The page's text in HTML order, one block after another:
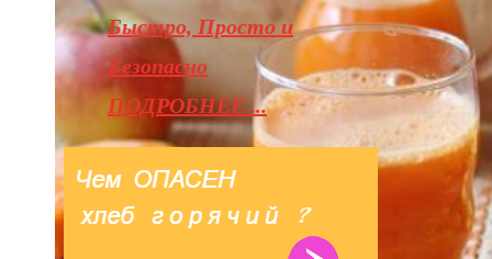
Быстро, Просто и
Безопасно
ПОДРОБНЕЕ ...